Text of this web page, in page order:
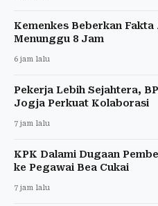
Kemenkes Beberkan Fakta
Menunggu 8 Jam
6 jam lalu
Pekerja Lebih Sejahtera,
Jogja Perkuat Kolaborasi
7 jam lalu
KPK Dalami Dugaan
ke Pegawai Bea Cukai
7 jam lalu